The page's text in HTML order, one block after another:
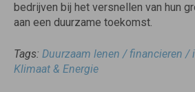
bedrijven bij het versnellen van hun
aan een duurzame toekomst.
Tags: Duurzaam lenen / financieren /
Klimaat & Energie